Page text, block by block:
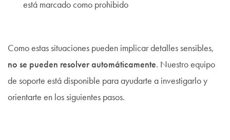
está marcado como prohibido
Como estas situaciones pueden implicar detalles sensibles,
no se pueden resolver automáticamente. Nuestro equipo
de soporte está disponible para ayudarte a investigarlo y
orientarte en los siguientes pasos.